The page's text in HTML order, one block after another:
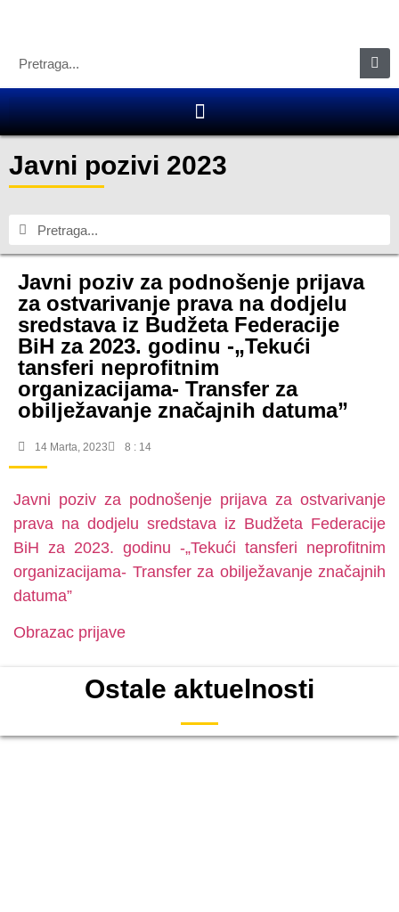
Javni pozivi 2023
Javni poziv za podnošenje prijava
za ostvarivanje prava na dodjelu
sredstava iz Budžeta Federacije
BiH za 2023. godinu -„Tekući
tansferi neprofitnim
organizacijama- Transfer za
obilježavanje značajnih datuma”
14 Marta, 2023 8 : 14
Javni poziv za podnošenje prijava za ostvarivanje
prava na dodjelu sredstava iz Budžeta Federacije
BiH za 2023. godinu -„Tekući tansferi neprofitnim
organizacijama- Transfer za obilježavanje značajnih
datuma”
Obrazac prijave
Ostale aktuelnosti